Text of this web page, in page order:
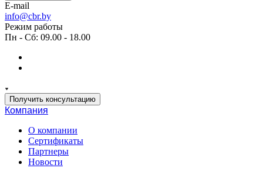
E-mail
info@cbr.by
Режим работы
Пн - Сб: 09.00 - 18.00
Получить консультацию
Компания
О компании
Сертификаты
Партнеры
Новости